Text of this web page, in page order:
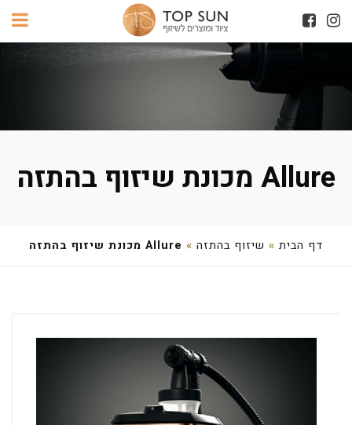
Allure מכונת שיזוף בהתזה
דף הבית » שיזוף בהתזה » Allure מכונת שיזוף בהתזה